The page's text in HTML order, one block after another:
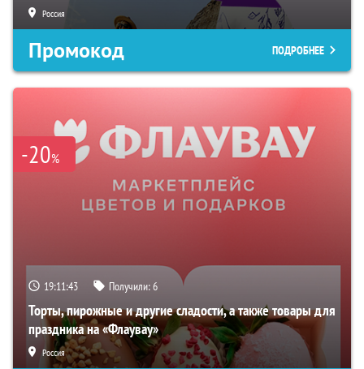
Россия
Промокод ПОДРОБНЕЕ
-20%
19:11:42 Получили:6
Торты, пирожные и другие сладости, а также товары для
праздника на «Флаувау»
Россия